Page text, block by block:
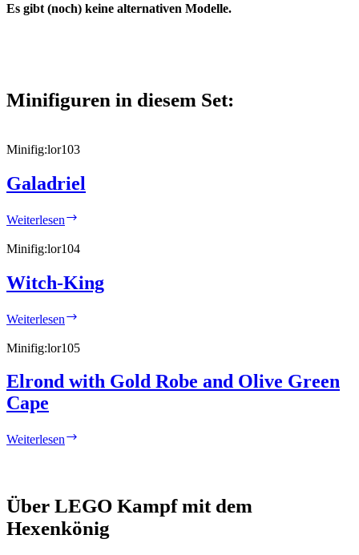
Es gibt (noch) keine alternativen Modelle.
Minifiguren in diesem Set:
Minifig:lor103
Galadriel
Weiterlesen
Minifig:lor104
Witch-King
Weiterlesen
Minifig:lor105
Elrond with Gold Robe and Olive Green
Cape
Weiterlesen
Olive
Green
Cape
Über LEGO Kampf mit dem
Hexenkönig